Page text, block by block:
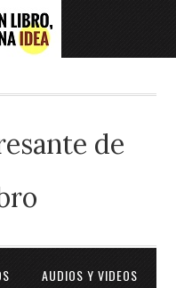
de
AUDIOS Y VIDEOS